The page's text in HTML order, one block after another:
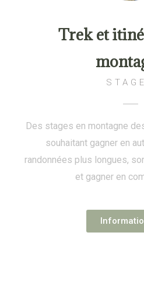
Trek et
Des stages en montagne
souhaitant gagner en
randonnées plus longues,
et gagner en